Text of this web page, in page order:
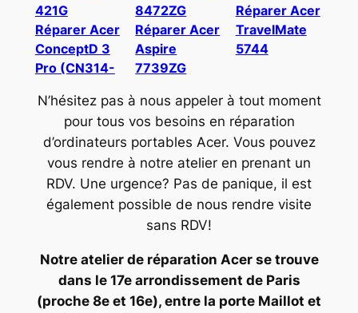
421G
Réparer Acer
ConceptD 3
Pro (CN314-
8472ZG
Réparer Acer
Aspire
7739ZG
Réparer Acer
TravelMate
5744
N’hésitez pas à nous appeler à tout moment
pour tous vos besoins en réparation
d’ordinateurs portables Acer. Vous pouvez
vous rendre à notre atelier en prenant un
RDV. Une urgence? Pas de panique, il est
également possible de nous rendre visite
sans RDV!
Notre atelier de réparation Acer se trouve
dans le 17e arrondissement de Paris
(proche 8e et 16e), entre la porte Maillot et